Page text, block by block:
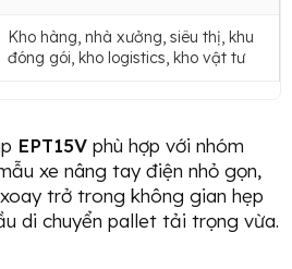
Kho hàng, nhà xưởng, siêu thị, khu
đóng gói, kho logistics, kho vật tư
EPT15V phù hợp với nhóm
xe nâng tay điện nhỏ gọn,
trở trong không gian hẹp
di chuyển pallet tải trọng vừa.